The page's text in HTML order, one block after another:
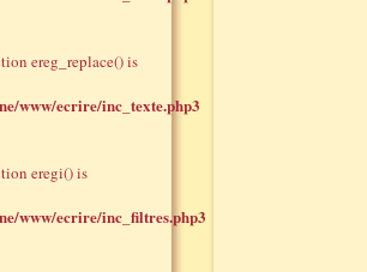
ereg_replace() is
www/ecrire/inc_texte.php3
eregi() is
www/ecrire/inc_filtres.php3